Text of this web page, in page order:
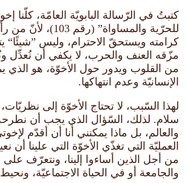
للحرّية
كرامته ويستحقّ الاحترام، وليس ”شيئًا“
مزّقه العنف والحرب، لا يكفي أن نُعدِّل
من القلوب ويدور حول الأخوّة، هو الذي
الإنسانيّة وعدم انتهاكها.
لهذا السّبب، لا تحتاج الأخوّة إلى
سلام. لذلك، السّؤال الذي يجب أن
والعالم، بل ماذا يمكنني أنا أن أقدّم
العمليّة التي تغذّي الأخوّة التي علينا
من أجل الذين أساءوا إلينا، ونتعرّف
والجامعة أو في الحياة الاجتماعيّة،